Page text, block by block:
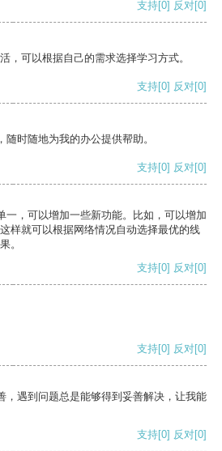
支持[0] 反对[0]
，可以根据自己的需求选择学习方式。
支持[0] 反对[0]
时随地为我的办公提供帮助。
支持[0] 反对[0]
一，可以增加一些新功能。比如，可以增加
样就可以根据网络情况自动选择最优的线
。
支持[0] 反对[0]
支持[0] 反对[0]
，遇到问题总是能够得到妥善解决，让我能
支持[0] 反对[0]